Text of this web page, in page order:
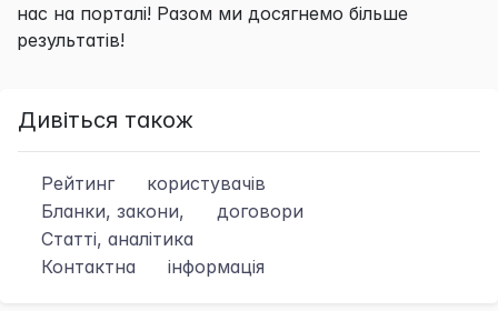
нас на порталі! Разом ми досягнемо більше
результатів!
Дивіться також
Рейтинг
користувачів
Бланки, закони,
договори
Статті, аналітика
Контактна
інформація